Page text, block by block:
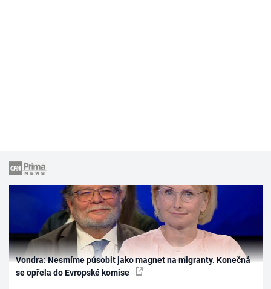
Vondra: Nesmíme působit jako magnet na migranty. Konečná
se opřela do Evropské komise